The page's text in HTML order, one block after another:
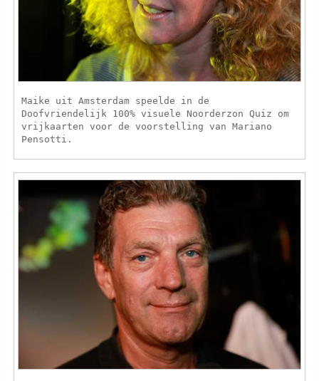
Maike uit Amsterdam speelde in de
Doofvriendelijk 100% visuele Noorderzon Quiz om
vrijkaarten voor de voorstelling van Mariano
Pensotti.